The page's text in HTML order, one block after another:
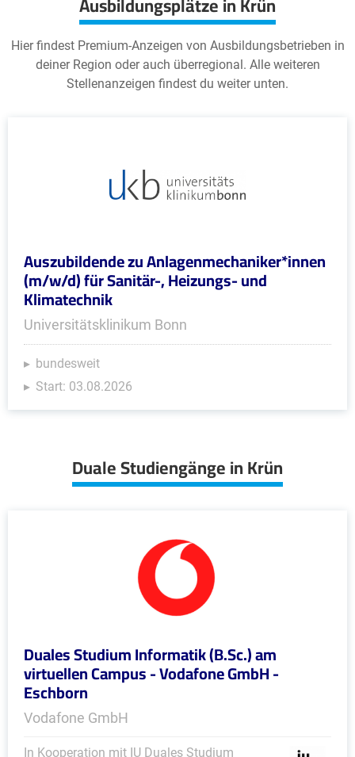
Hier findest Premium-Anzeigen von Ausbildungsbetrieben in
deiner Region oder auch überregional. Alle weiteren
Stellenanzeigen findest du weiter unten.
Auszubildende zu Anlagenmechaniker*innen
(m/w/d) für Sanitär-, Heizungs- und
Klimatechnik
Universitätsklinikum Bonn
bundesweit
Start: 03.08.2026
Duale Studiengänge in Krün
Duales Studium Informatik (B.Sc.) am
virtuellen Campus - Vodafone GmbH -
Eschborn
Vodafone GmbH
In Kooperation mit IU Duales Studium